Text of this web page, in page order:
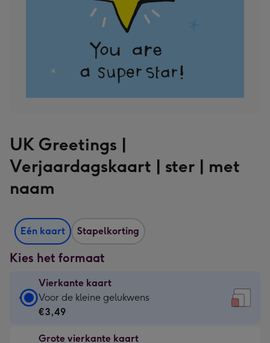
UK Greetings |
Verjaardagskaart | ster | met
naam
Eén kaart Stapelkorting
Kies het formaat
Vierkante kaart
Vierkante
kaart
€3,49
Voor de kleine gelukwens
€3,49
Grote vierkante kaart